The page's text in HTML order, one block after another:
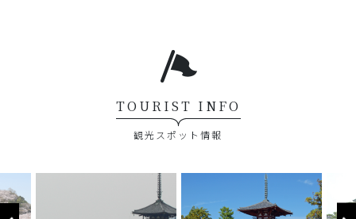
TOURIST INFO
観光スポット情報